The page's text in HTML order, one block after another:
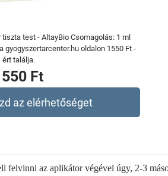
test - AltayBio Csomagolás: 1 ml
gyogyszertarcenter.hu oldalon 1550 Ft -
ért találja.
Ft
az elérhetőséget
felvinni az aplikátor végével úgy, 2-3